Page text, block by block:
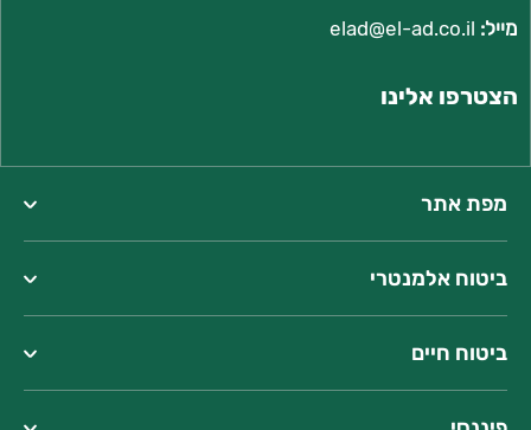
מייל: elad@el-ad.co.il
הצטרפו אלינו
מפת אתר
ביטוח אלמנטרי
ביטוח חיים